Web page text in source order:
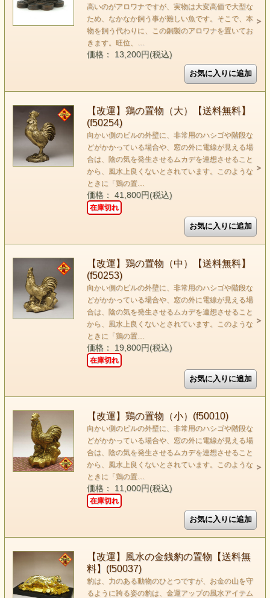
高いのがアロワナですが、実物は大変高価で大型な
ため、なかなか飼う事が難しい魚です。そこで、本
物を飼う代わりに、この銅製のアロワナを置いてお
きます。旺位、…
価格： 13,200円(税込)
【改運】鶏の置物（大）【送料無料】
(f50254)
向かい側のビルの外壁に、非常用のハシゴや階段な
どがかかっている場合や、窓の外に電線が見える場
合は、陰の気を発生させるムカデを連想させること
から、風水上良くないとされています。このような
ときに「鶏の置…
価格： 41,800円(税込)
在庫切れ
【改運】鶏の置物（中）【送料無料】
(f50253)
向かい側のビルの外壁に、非常用のハシゴや階段な
どがかかっている場合や、窓の外に電線が見える場
合は、陰の気を発生させるムカデを連想させること
から、風水上良くないとされています。このような
ときに「鶏の置…
価格： 19,800円(税込)
在庫切れ
【改運】鶏の置物（小）(f50010)
向かい側のビルの外壁に、非常用のハシゴや階段な
どがかかっている場合や、窓の外に電線が見える場
合は、陰の気を発生させるムカデを連想させること
から、風水上良くないとされています。このような
ときに「鶏の置…
価格： 11,000円(税込)
在庫切れ
【改運】風水の金銭豹の置物【送料無
料】(f50037)
豹は、力のある動物のひとつですが、お金の山を守
るように跨る姿の豹は、金運アップの風水アイテム